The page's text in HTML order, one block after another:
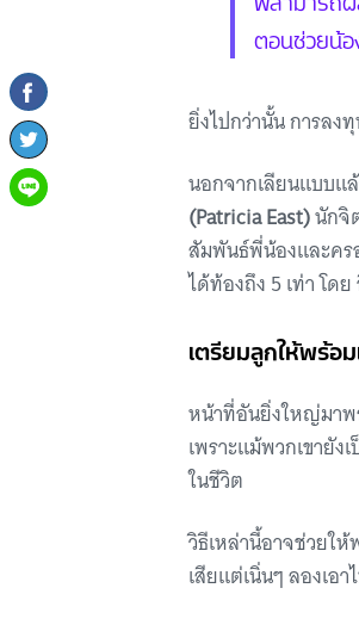
ตอนช่วยน้อ
ยิ่งไปกว่านั้น การล
นอกจากเลียนแบบแ
(Patricia East)นักจิ
สัมพันธ์พี่น้องและคร
ได้ท้องถึง 5 เท่า โด
เตรียมลูกให้พร้อ
หน้าที่อันยิ่งใหญ่มาพ
เพราะแม้พวกเขายั
ในชีวิต
วิธีเหล่านี้อาจช่วยใ
เสียแต่เนิ่นๆ ลองเอ